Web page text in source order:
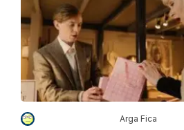
Arga Fica